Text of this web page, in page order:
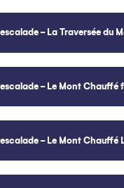
- La Traversée du
- Le Mont Chauffé
- Le Mont Chauffé